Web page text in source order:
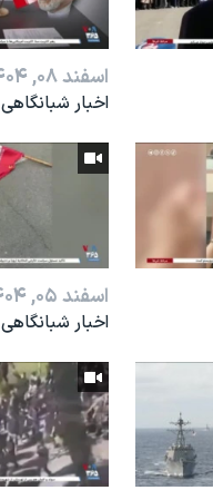
به چین
اسفند ۰۸, ۱۴۰۴
اخبار شبانگاهی
اسفند ۰۵, ۱۴۰۴
اخبار شبانگاهی